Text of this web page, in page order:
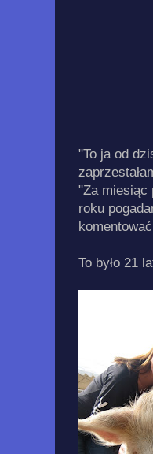
"To ja od
"Za miesiąc
roku
To było 21